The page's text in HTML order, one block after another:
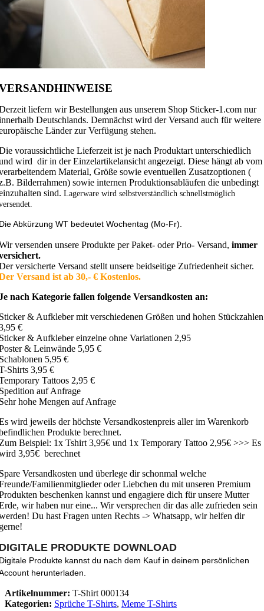
liefern wir Bestellungen aus unserem Shop Sticker-1.com nur
Deutschlands. Demnächst wird der Versand auch für weitere
Länder zur Verfügung stehen.
voraussichtliche Lieferzeit ist je nach Produktart unterschiedlich
wird dir in der Einzelartikelansicht angezeigt. Diese hängt ab vom
Material, Größe sowie eventuellen Zusatzoptionen (
Bilderrahmen) sowie internen Produktionsabläufen die unbedingt
sind. Lagerware wird selbstverständlich schnellstmöglich
Abkürzung WT bedeutet Wochentag (Mo-Fr).
versenden unsere Produkte per Paket- oder Prio- Versand, immer
versicherte Versand stellt unsere beidseitige Zufriedenheit sicher.
Versand ist ab 30,- € Kostenlos.
nach Kategorie fallen folgende Versandkosten an:
& Aufkleber mit verschiedenen Größen und hohen Stückzahlen
€
& Aufkleber einzelne ohne Variationen 2,95
& Leinwände 5,95 €
5,95 €
Shirts 3,95 €
Tattoos 2,95 €
auf Anfrage
hohe Mengen auf Anfrage
wird jeweils der höchste Versandkostenpreis aller im Warenkorb
Produkte berechnet.
Beispiel: 1x Tshirt 3,95€ und 1x Temporary Tattoo 2,95€ >>> Es
3,95€ berechnet
Versandkosten und überlege dir schonmal welche
Familienmitglieder oder Liebchen du mit unseren Premium
beschenken kannst und engagiere dich für unsere Mutter
wir haben nur eine... Wir versprechen dir das alle zufrieden sein
Du hast Fragen unten Rechts -> Whatsapp, wir helfen dir
PRODUKTE DOWNLOAD
Produkte kannst du nach dem Kauf in deinem persönlichen
herunterladen.
Artikelnummer: T-Shirt 000134
Kategorien: Sprüche T-Shirts, Meme T-Shirts